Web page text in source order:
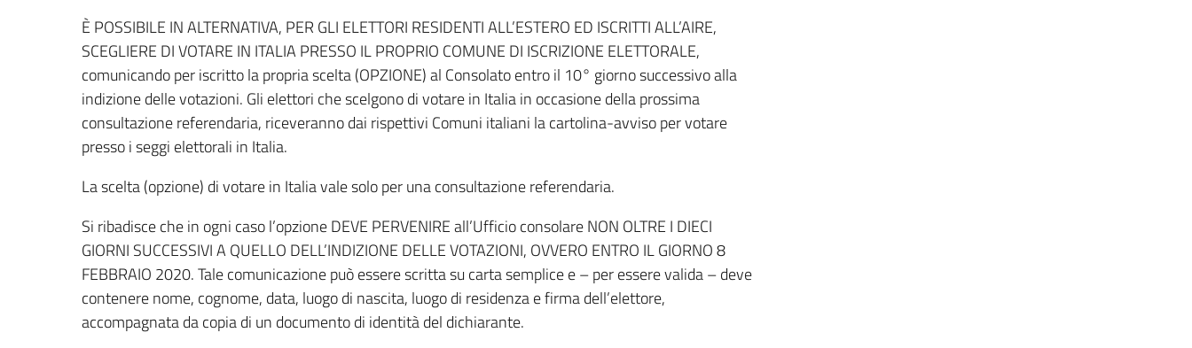
È POSSIBILE IN ALTERNATIVA, PER GLI ELETTORI RESIDENTI ALL’ESTERO ED ISCRITTI ALL’AIRE,
SCEGLIERE DI VOTARE IN ITALIA PRESSO IL PROPRIO COMUNE DI ISCRIZIONE ELETTORALE,
comunicando per iscritto la propria scelta (OPZIONE) al Consolato entro il 10° giorno successivo alla
indizione delle votazioni. Gli elettori che scelgono di votare in Italia in occasione della prossima
consultazione referendaria, riceveranno dai rispettivi Comuni italiani la cartolina-avviso per votare
presso i seggi elettorali in Italia.
La scelta (opzione) di votare in Italia vale solo per una consultazione referendaria.
Si ribadisce che in ogni caso l’opzione DEVE PERVENIRE all’Ufficio consolare NON OLTRE I DIECI
GIORNI SUCCESSIVI A QUELLO DELL’INDIZIONE DELLE VOTAZIONI, OVVERO ENTRO IL GIORNO 8
FEBBRAIO 2020. Tale comunicazione può essere scritta su carta semplice e – per essere valida – deve
contenere nome, cognome, data, luogo di nascita, luogo di residenza e firma dell’elettore,
accompagnata da copia di un documento di identità del dichiarante.